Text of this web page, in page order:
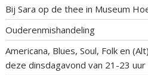
Bij Sara op de thee in Museum
Ouderenmishandeling
Americana, Blues, Soul, Folk en
deze dinsdagavond van 21-23 uur